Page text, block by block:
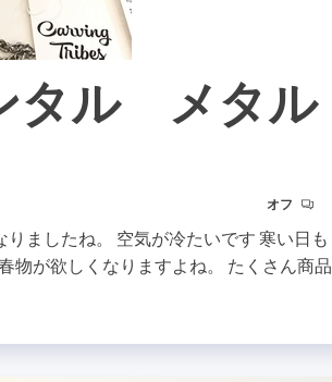
タル メタル
オフ
ましたね。 空気が冷たいです 寒い日も
物が欲しくなりますよね。 たくさん商品